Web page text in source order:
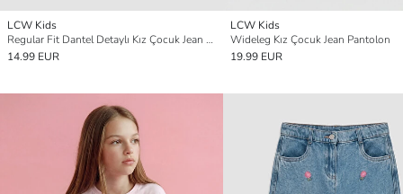
LCW Kids
Regular Fit Dantel Detaylı Kız Çocuk Jean Pantolon
14.99 EUR
LCW Kids
Wideleg Kız Çocuk Jean Pantolon
19.99 EUR